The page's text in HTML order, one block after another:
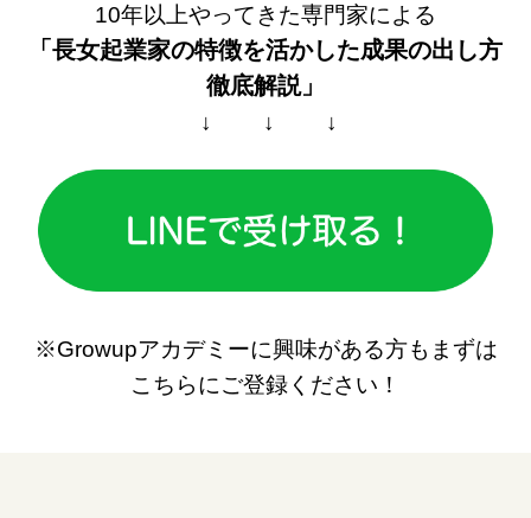
10年以上やってきた専門家による
「長女起業家の特徴を活かした成果の出し方
徹底解説」
↓ ↓ ↓
※Growupアカデミーに興味がある方もまずは
こちらにご登録ください！